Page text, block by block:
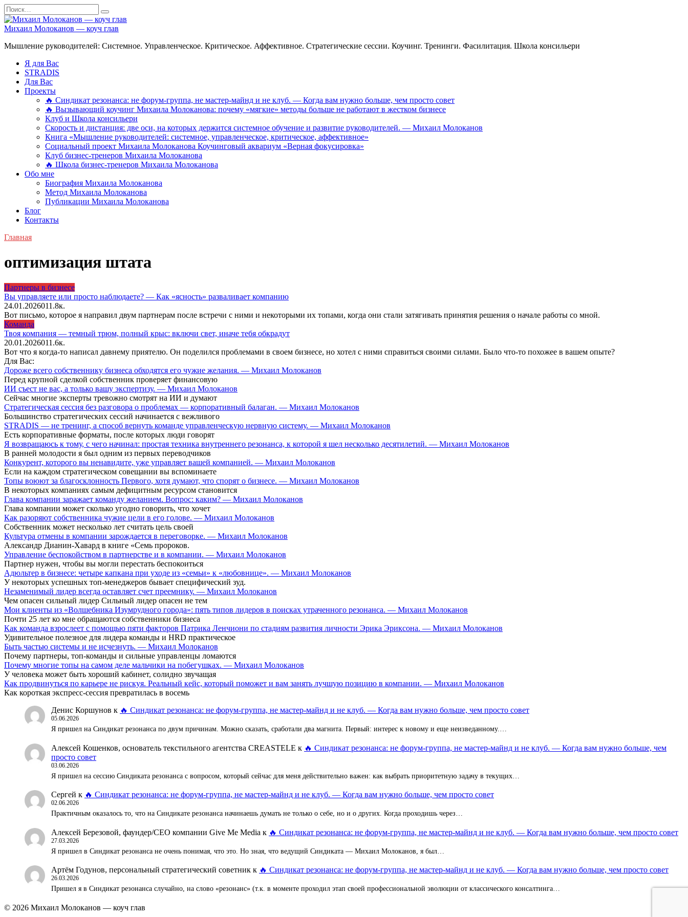
Перейти
к
содержанию
Search
for:
Михаил Молоканов — коуч глав
Мышление руководителей: Системное. Управленческое. Критическое. Аффективное. Стратегические сессии. Коучинг. Тренинги. Фасилитация. Школа консильери
Я для Вас
STRADIS
Для Вас
Проекты
🔥 Синдикат резонанса: не форум-группа, не мастер-майнд и не клуб. — Когда вам нужно больше, чем просто совет
🔥 Вызывающий коучинг Михаила Молоканова: почему «мягкие» методы больше не работают в жестком бизнесе
Клуб и Школа консильери
Скорость и дистанция: две оси, на которых держится системное обучение и развитие руководителей. — Михаил Молоканов
Книга «Мышление руководителей: системное, управленческое, критическое, аффективное»
Социальный проект Михаила Молоканова Коучинговый аквариум «Верная фокусировка»
Клуб бизнес-тренеров Михаила Молоканова
🔥 Школа бизнес-тренеров Михаила Молоканова
Обо мне
Биография Михаила Молоканова
Метод Михаила Молоканова
Публикации Михаила Молоканова
Блог
Контакты
Главная
оптимизация штата
Партнеры в бизнесе
Вы управляете или просто наблюдаете? — Как «ясность» разваливает компанию
24.01.2026011.8к.
Вот письмо, которое я направил двум партнерам после встречи с ними и некоторыми их топами, когда они стали затягивать принятия решения о начале работы со мной.
Команда
Твоя компания — темный трюм, полный крыс: включи свет, иначе тебя обкрадут
20.01.2026011.6к.
Вот что я когда-то написал давнему приятелю. Он поделился проблемами в своем бизнесе, но хотел с ними справиться своими силами. Было что-то похожее в вашем опыте?
Для Вас:
Дороже всего собственнику бизнеса обходятся его чужие желания. — Михаил Молоканов
Перед крупной сделкой собственник проверяет финансовую
ИИ съест не вас, а только вашу экспертизу. — Михаил Молоканов
Сейчас многие эксперты тревожно смотрят на ИИ и думают
Стратегическая сессия без разговора о проблемах — корпоративный балаган. — Михаил Молоканов
Большинство стратегических сессий начинается с вежливого
STRADIS — не тренинг, а способ вернуть команде управленческую нервную систему. — Михаил Молоканов
Есть корпоративные форматы, после которых люди говорят
Я возвращаюсь к тому, с чего начинал: простая техника внутреннего резонанса, к которой я шел несколько десятилетий. — Михаил Молоканов
В ранней молодости я был одним из первых переводчиков
Конкурент, которого вы ненавидите, уже управляет вашей компанией. — Михаил Молоканов
Если на каждом стратегическом совещании вы вспоминаете
Топы воюют за благосклонность Первого, хотя думают, что спорят о бизнесе. — Михаил Молоканов
В некоторых компаниях самым дефицитным ресурсом становится
Глава компании заражает команду желанием. Вопрос: каким? — Михаил Молоканов
Глава компании может сколько угодно говорить, что хочет
Как разоряют собственника чужие цели в его голове. — Михаил Молоканов
Собственник может несколько лет считать цель своей
Культура отмены в компании зарождается в переговорке. — Михаил Молоканов
Александр Дианин-Хавард в книге «Семь пророков.
Управление беспокойством в партнерстве и в компании. — Михаил Молоканов
Партнер нужен, чтобы вы могли перестать беспокоиться
Адюльтер в бизнесе: четыре капкана при уходе из «семьи» к «любовнице». — Михаил Молоканов
У некоторых успешных топ-менеджеров бывает специфический зуд.
Незаменимый лидер всегда оставляет счет преемнику. — Михаил Молоканов
Чем опасен сильный лидер Сильный лидер опасен не тем
Мои клиенты из «Волшебника Изумрудного города»: пять типов лидеров в поисках утраченного резонанса. — Михаил Молоканов
Почти 25 лет ко мне обращаются собственники бизнеса
Как команда взрослеет с помощью пяти факторов Патрика Ленчиони по стадиям развития личности Эрика Эриксона. — Михаил Молоканов
Удивительное полезное для лидера команды и HRD практическое
Быть частью системы и не исчезнуть. — Михаил Молоканов
Почему партнеры, топ-команды и сильные управленцы ломаются
Почему многие топы на самом деле мальчики на побегушках. — Михаил Молоканов
У человека может быть хороший кабинет, солидно звучащая
Как продвинуться по карьере не рискуя. Реальный кейс, который поможет и вам занять лучшую позицию в компании. — Михаил Молоканов
Как короткая экспресс-сессия превратилась в восемь
Денис Коршунов к 🔥 Синдикат резонанса: не форум-группа, не мастер-майнд и не клуб. — Когда вам нужно больше, чем просто совет
05.06.2026
Я пришел на Синдикат резонанса по двум причинам. Можно сказать, сработали два магнита. Первый: интерес к новому и еще неизведанному.…
Алексей Кошенков, основатель текстильного агентства CREASTELE к 🔥 Синдикат резонанса: не форум-группа, не мастер-майнд и не клуб. — Когда вам нужно больше, чем
просто совет
03.06.2026
Я пришел на сессию Синдиката резонанса с вопросом, который сейчас для меня действительно важен: как выбрать приоритетную задачу в текущих…
Сергей к 🔥 Синдикат резонанса: не форум-группа, не мастер-майнд и не клуб. — Когда вам нужно больше, чем просто совет
02.06.2026
Практичным оказалось то, что на Синдикате резонанса начинаешь думать не только о себе, но и о других. Когда проходишь через…
Алексей Березовой, фаундер/СЕО компании Give Me Media к 🔥 Синдикат резонанса: не форум-группа, не мастер-майнд и не клуб. — Когда вам нужно больше, чем просто совет
27.03.2026
Я пришел в Синдикат резонанса не очень понимая, что это. Но зная, что ведущий Синдиката — Михаил Молоканов, я был…
Артём Годунов, персональный стратегический советник к 🔥 Синдикат резонанса: не форум-группа, не мастер-майнд и не клуб. — Когда вам нужно больше, чем просто совет
26.03.2026
Пришел я в Синдикат резонанса случайно, на слово «резонанс» (т.к. в моменте проходил этап своей профессиональной эволюции от классического консалтинга…
© 2026 Михаил Молоканов — коуч глав